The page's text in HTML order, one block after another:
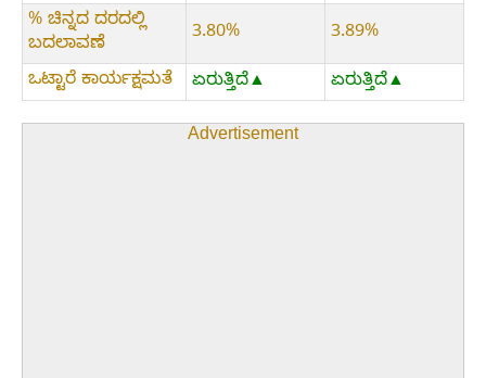
% ಚಿನ್ನದ ದರದಲ್ಲಿ
ಬದಲಾವಣೆ
3.80%
3.89%
ಒಟ್ಟಾರೆ ಕಾರ್ಯಕ್ಷಮತೆ
ಏರುತ್ತಿದೆ▲ ಏರುತ್ತಿದೆ▲
Advertisement